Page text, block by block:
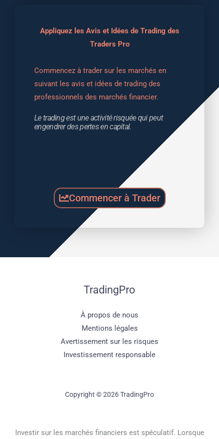
Appliquez les Avis et Idées de Trading des
Traders Pro
Commencez à trader sur les marchés en
suivant les avis et idées de trading des
professionnels des marchés financier.
Le trading est une activité risquée qui peut
engendrer des pertes en capital.
Commencer à Trader
TradingPro
À propos de nous
Mentions légales
Avertissement sur les risques
Investissement responsable
Copyright © 2026 TradingPro
Investir sur les marchés financiers est spéculatif. Lorsque